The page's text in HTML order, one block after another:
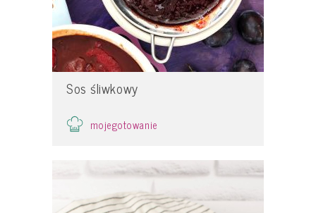
Sos śliwkowy
mojegotowanie